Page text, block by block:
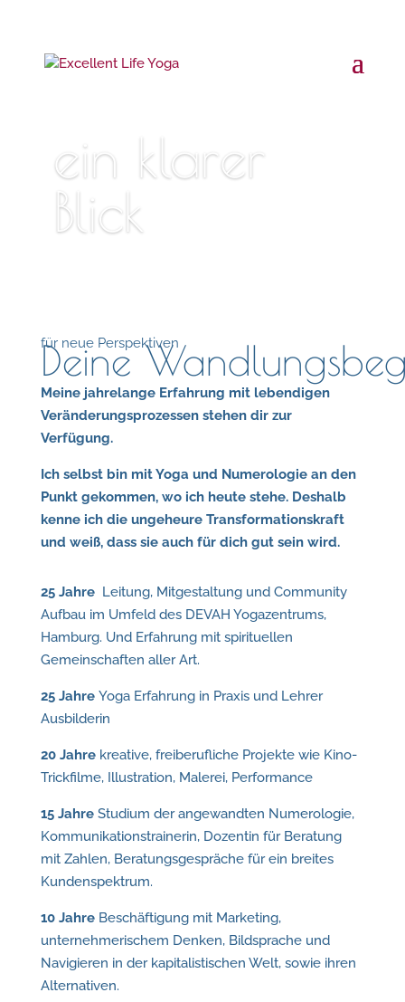
ein klarer
Blick
Deine
für neue Perspektiven
Meine jahrelange Erfahrung mit lebendigen
Veränderungsprozessen stehen dir zur
Verfügung.
Ich selbst bin mit Yoga und Numerologie an den
Punkt gekommen, wo ich heute stehe. Deshalb
kenne ich die ungeheure Transformationskraft
und weiß, dass sie auch für dich gut sein wird.
25 Jahre Leitung, Mitgestaltung und Community
Aufbau im Umfeld des DEVAH Yogazentrums,
Hamburg. Und Erfahrung mit spirituellen
Gemeinschaften aller Art.
25 Jahre Yoga Erfahrung in Praxis und Lehrer
Ausbilderin
20 Jahre kreative, freiberufliche Projekte wie Kino-
Trickfilme, Illustration, Malerei, Performance
15 Jahre Studium der angewandten Numerologie,
Kommunikationstrainerin, Dozentin für Beratung
mit Zahlen, Beratungsgespräche für ein breites
Kundenspektrum.
10 Jahre Beschäftigung mit Marketing,
unternehmerischem Denken, Bildsprache und
Navigieren in der kapitalistischen Welt, sowie ihren
Alternativen.